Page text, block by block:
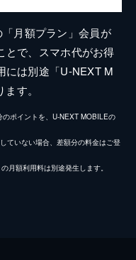
月額プラン」会員が
とで、スマホ代がお得
には別途「U-NEXT M
す。
ポイントを、U-NEXT MOBILEの
ていない場合、差額分の料金はご登
月額利用料は別途発生します。